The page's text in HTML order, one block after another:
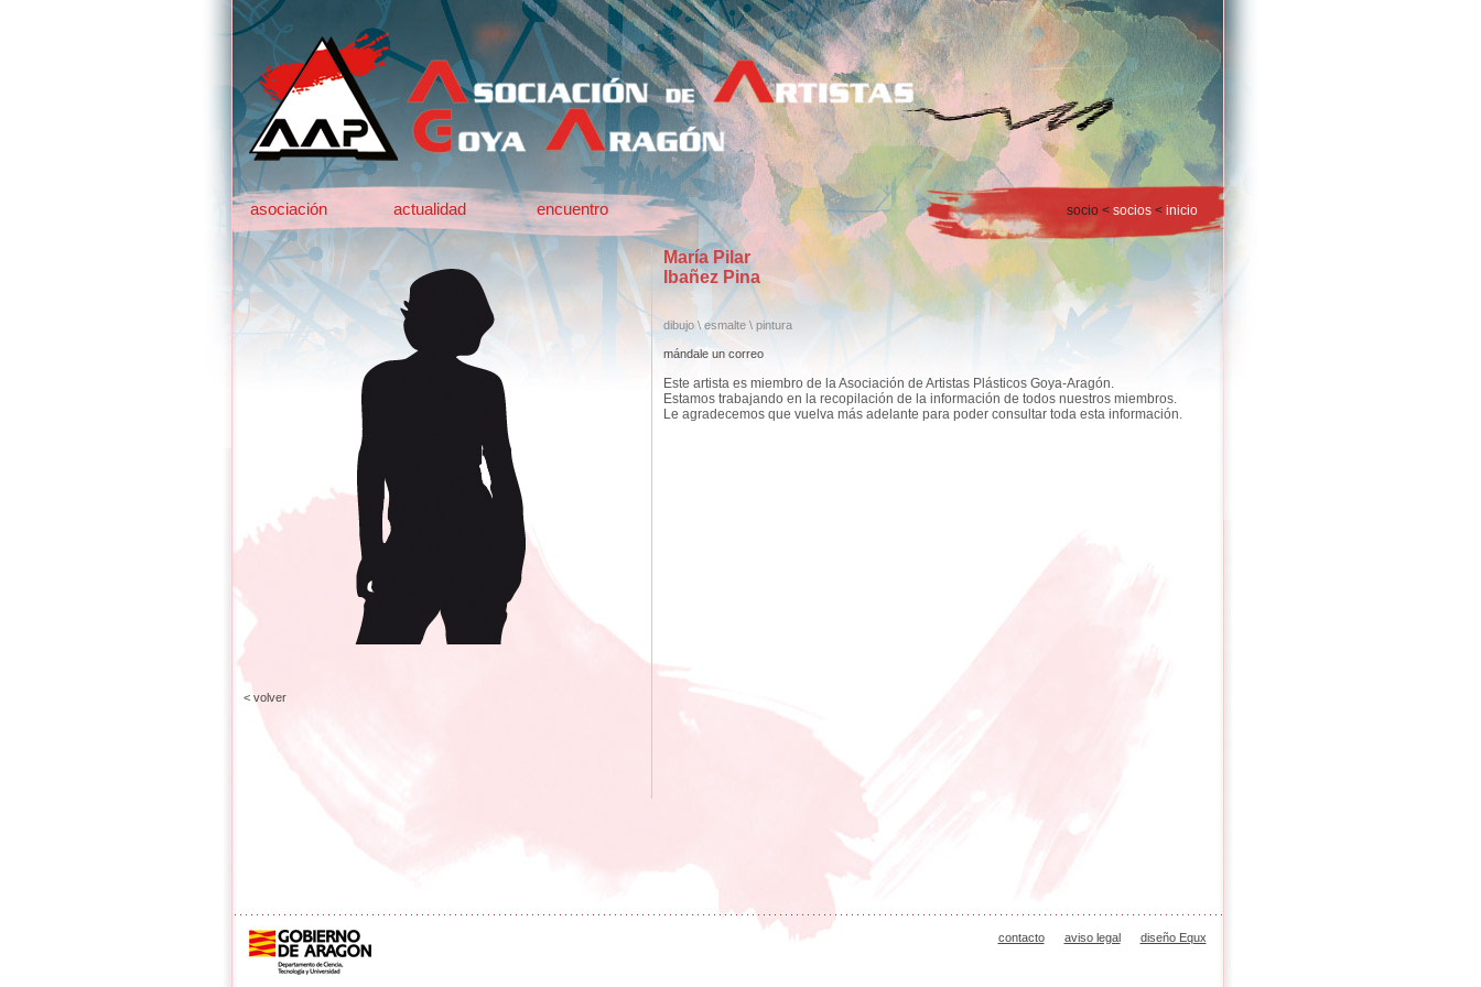
asociación actualidad encuentro socio < socios< inicio
< volver
María Pilar
Ibañez Pina
dibujo \ esmalte \ pintura
mándale un correo
Este artista es miembro de la Asociación de Artistas Plásticos Goya-Aragón.
Estamos trabajando en la recopilación de la información de todos nuestros miembros.
Le agradecemos que vuelva más adelante para poder consultar toda esta información.
contacto aviso legal diseño Equx